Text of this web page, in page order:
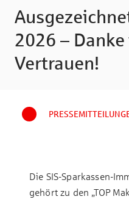
2026 –
Vertrauen!
Die SIS-Sparkassen-
gehört zu den „TOP